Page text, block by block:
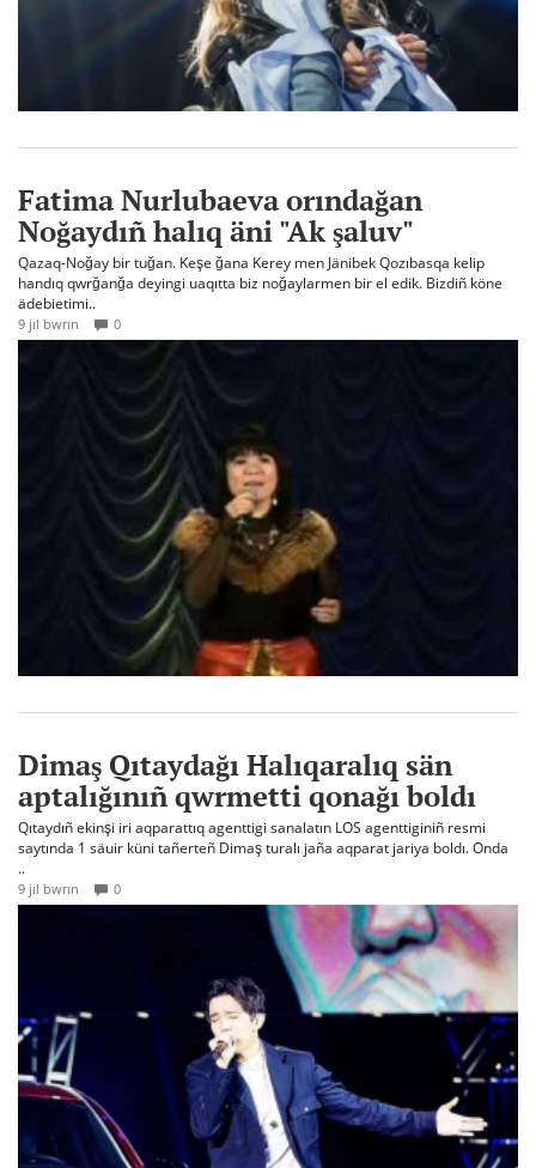
Fatima Nurlubaeva orındağan
Noğaydıñ halıq äni "Ak şaluv"
Qazaq-Noğay bir tuğan. Keşe ğana Kerey men Jänibek Qozıbasqa kelip
handıq qwrğanğa deyingi uaqıtta biz noğaylarmen bir el edik. Bizdiñ köne
ädebietimi..
9 jıl bwrın 0
Dimaş Qıtaydağı Halıqaralıq sän
aptalığınıñ qwrmetti qonağı boldı
Qıtaydıñ ekinşi iri aqparattıq agenttigi sanalatın LOS agenttiginiñ resmi
saytında 1 säuir küni tañerteñ Dimaş turalı jaña aqparat jariya boldı. Onda
..
9 jıl bwrın 0